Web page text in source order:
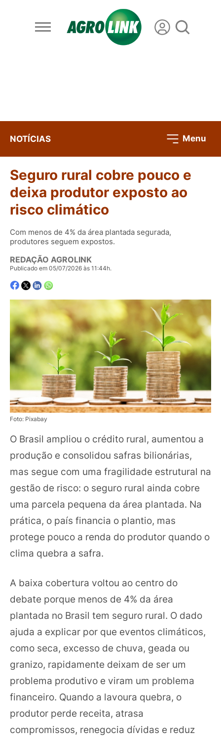
NOTÍCIAS Menu
Seguro rural cobre pouco e
deixa produtor exposto ao
risco climático
Com menos de 4% da área plantada segurada,
produtores seguem expostos.
REDAÇÃO AGROLINK
Publicado em 05/07/2026 às 11:44h.
Foto: Pixabay
O Brasil ampliou o crédito rural, aumentou a
produção e consolidou safras bilionárias,
mas segue com uma fragilidade estrutural na
gestão de risco: o seguro rural ainda cobre
uma parcela pequena da área plantada. Na
prática, o país financia o plantio, mas
protege pouco a renda do produtor quando o
clima quebra a safra.
A baixa cobertura voltou ao centro do
debate porque menos de 4% da área
plantada no Brasil tem seguro rural. O dado
ajuda a explicar por que eventos climáticos,
como seca, excesso de chuva, geada ou
granizo, rapidamente deixam de ser um
problema produtivo e viram um problema
financeiro. Quando a lavoura quebra, o
produtor perde receita, atrasa
compromissos, renegocia dívidas e reduz